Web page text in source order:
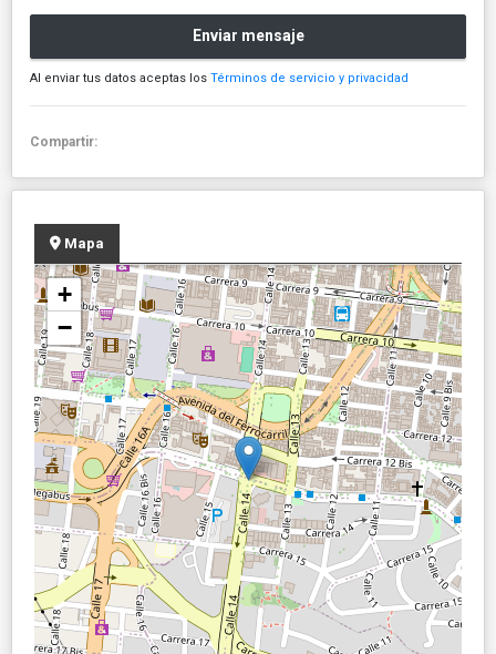
Enviar mensaje
Al enviar tus datos aceptas los Términos de servicio y privacidad
Compartir:
Mapa
+
−